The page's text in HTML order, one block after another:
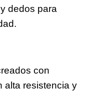
dedos para
con
alta resistencia y